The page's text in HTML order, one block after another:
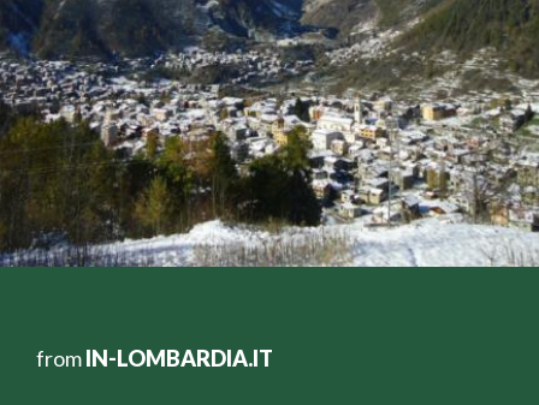
fromIN-LOMBARDIA.IT